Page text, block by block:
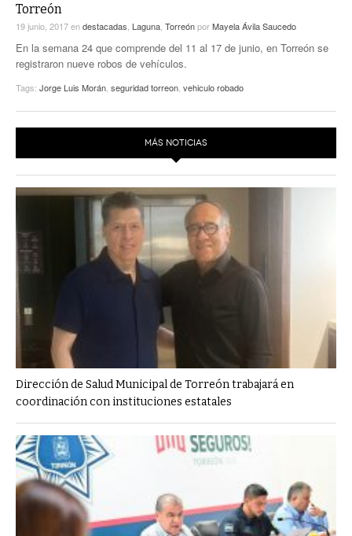
Torreón
19 junio, 2017endestacadas Laguna TorreónporMayela Ávila Saucedo
En la semana 24 que comprende del 11 al 17 de junio, en Torreón se
registraron nueve robos de vehículos.
Tags: Jorge Luis Morán seguridad torreon vehiculo robado
MÁS NOTICIAS
Dirección de Salud Municipal de Torreón trabajará en
coordinación con instituciones estatales